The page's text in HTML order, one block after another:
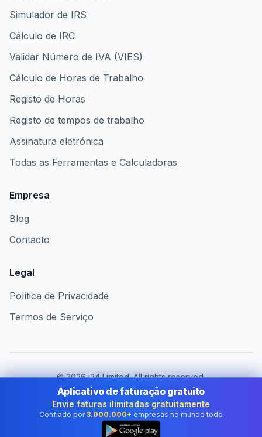
Simulador de IRS
Cálculo de IRC
Validar Número de IVA (VIES)
Cálculo de Horas de Trabalho
Registo de Horas
Registo de tempos de trabalho
Assinatura eletrónica
Todas as Ferramentas e Calculadoras
Empresa
Blog
Contacto
Legal
Política de Privacidade
Termos de Serviço
©2026i24 Limited. All rights reserved.
Ao serviço das empresas em Portugal
Mudar de país:
Portugal
Aplicativo de faturação gratuito
Envie faturas ilimitadas gratuitamente
Confiado por 3.000.000+ empresas no mundo todo